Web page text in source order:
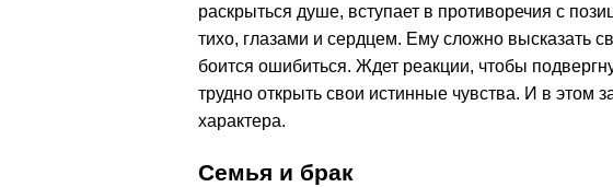
раскрыться душе, вступает в противоречия с
тихо, глазами и сердцем. Ему сложно высказать
боится ошибиться. Ждет реакции, чтобы
трудно открыть свои истинные чувства. И в этом
характера.
Семья и брак